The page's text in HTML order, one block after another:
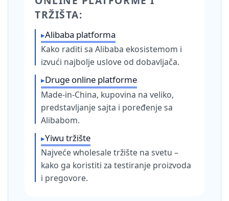
TRŽIŠTA:
Alibaba platforma
Kako raditi sa Alibaba ekosistemom i
izvući najbolje uslove od dobavljača.
Druge online platforme
Made-in-China, kupovina na veliko,
predstavljanje sajta i poređenje sa
Alibabom.
Yiwu tržište
Najveće wholesale tržište na svetu –
kako ga koristiti za testiranje proizvoda
i pregovore.